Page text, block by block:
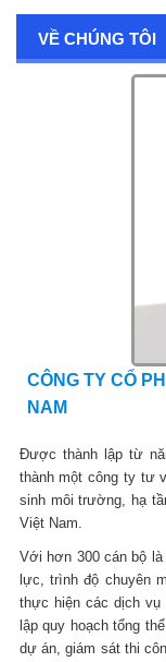
VỀ CHÚNG TÔI
CÔNG TY CỔ
NAM
Được thành lập từ
thành một công ty tư
sinh môi trường, hạ
Việt Nam.
Với hơn 300 cán bộ
lực, trình độ chuyên
thực hiện các dịch vụ
lập quy hoạch tổng
dự án, giám sát thi